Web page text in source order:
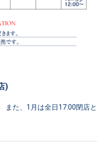
)
また、1月は全日17:00閉店と